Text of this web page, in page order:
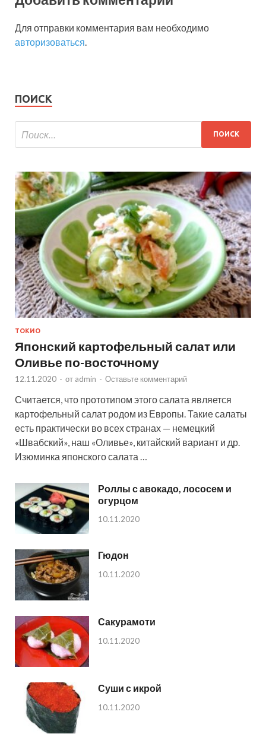
Для отправки комментария вам необходимо
авторизоваться
ПОИСК
ТОКИО
Японский картофельный салат или
Оливье по-восточному
12.11.2020 - от admin - Оставьте комментарий
Считается, что прототипом этого салата является
картофельный салат родом из Европы. Такие салаты
есть практически во всех странах — немецкий
«Швабский», наш «Оливье», китайский вариант и др.
Изюминка японского салата …
Роллы с авокадо, лососем и
огурцом
10.11.2020
Гюдон
10.11.2020
Сакурамоти
10.11.2020
Суши с икрой
10.11.2020